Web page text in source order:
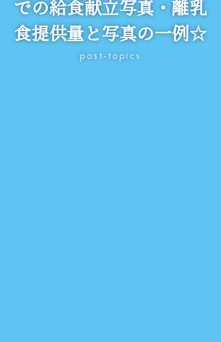
での給食献立写真・離乳
食提供量と写真の一例☆
post-topics